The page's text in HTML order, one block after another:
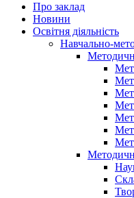
Про заклад
Новини
Освітня діяльність
Навчально-